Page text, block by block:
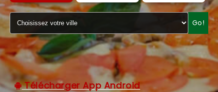
MENTIONS LÉGALES
C.G.V
Go!
Télécharger App Android